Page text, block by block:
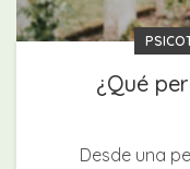
¿Qué
Desde una